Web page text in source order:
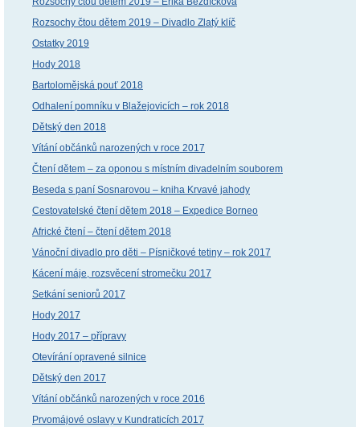
Rozsochy čtou dětem 2019 – Divadlo Zlatý klíč
Ostatky 2019
Hody 2018
Bartolomějská pouť 2018
Odhalení pomníku v Blažejovicích – rok 2018
Dětský den 2018
Vítání občánků narozených v roce 2017
Čtení dětem – za oponou s místním divadelním souborem
Beseda s paní Sosnarovou – kniha Krvavé jahody
Cestovatelské čtení dětem 2018 – Expedice Borneo
Africké čtení – čtení dětem 2018
Vánoční divadlo pro děti – Písničkové tetiny – rok 2017
Kácení máje, rozsvěcení stromečku 2017
Setkání seniorů 2017
Hody 2017
Hody 2017 – přípravy
Otevírání opravené silnice
Dětský den 2017
Vítání občánků narozených v roce 2016
Prvomájové oslavy v Kundraticích 2017